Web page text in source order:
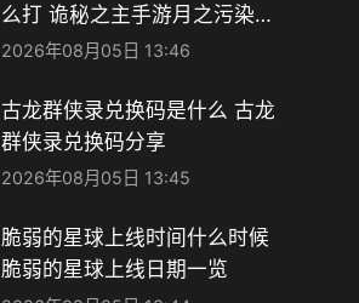
么打 诡秘之主手游月之污染打
法分享
2026年08月05日 13:46
古龙群侠录兑换码是什么 古龙
群侠录兑换码分享
2026年08月05日 13:45
脆弱的星球上线时间什么时候
脆弱的星球上线日期一览